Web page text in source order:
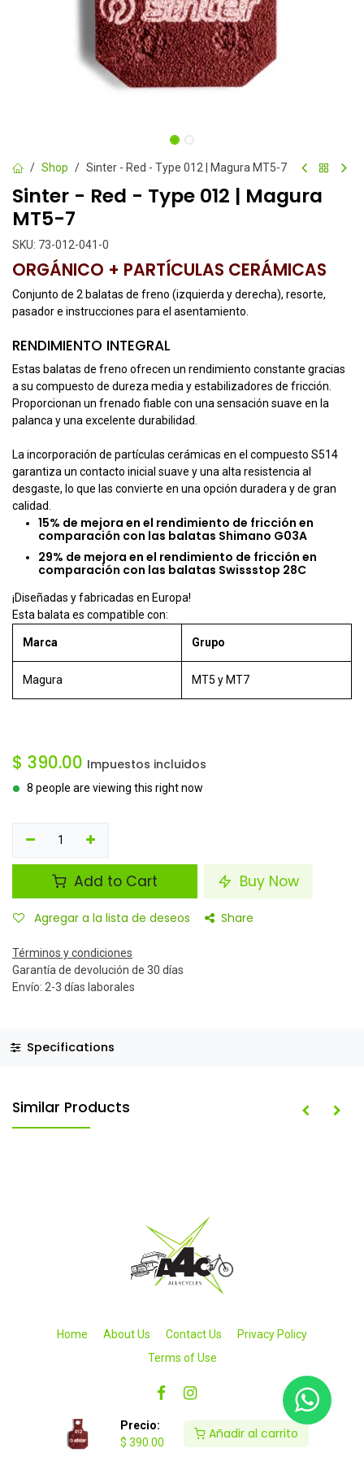
Precio:
$ 390.00
Añadir al carrito
Shop Sinter - Red - Type 012 | Magura MT5-7
Sinter - Red - Type 012 | Magura
MT5-7
SKU: 73-012-041-0
ORGÁNICO + PARTÍCULAS CERÁMICAS
Conjunto de 2 balatas de freno (izquierda y derecha), resorte,
pasador e instrucciones para el asentamiento.
RENDIMIENTO INTEGRAL
Estas balatas de freno ofrecen un rendimiento constante gracias
a su compuesto de dureza media y estabilizadores de fricción.
Proporcionan un frenado fiable con una sensación suave en la
palanca y una excelente durabilidad.
La incorporación de partículas cerámicas en el compuesto S514
garantiza un contacto inicial suave y una alta resistencia al
desgaste, lo que las convierte en una opción duradera y de gran
calidad.
15% de mejora en el rendimiento de fricción en
comparación con las balatas Shimano G03A
29% de mejora en el rendimiento de fricción en
comparación con las balatas Swissstop 28C
¡Diseñadas y fabricadas en Europa!
Esta balata es compatible con:
Marca Grupo
Magura MT5 y MT7
$ 390.00 Impuestos incluidos
8 people are viewing this right now
Add to Cart Buy Now
Agregar a la lista de deseos Share
Términos y condiciones
Garantía de devolución de 30 días
Envío: 2-3 días laborales
Specifications
Similar Products
Home About Us Contact Us
Privacy Policy
Terms of Use
Copyright © 2026 All4cycles SA de CV. Todos los derechos